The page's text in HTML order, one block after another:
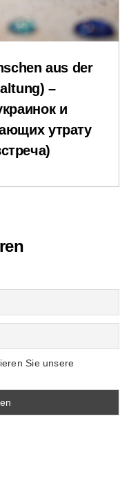
aus der
–
и
утрату
Sie unsere